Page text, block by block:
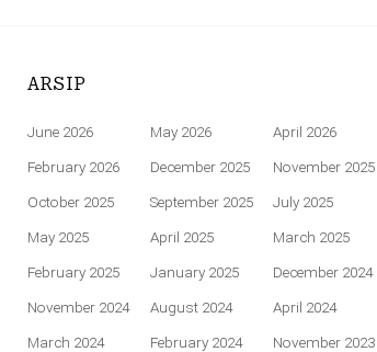
ARSIP
June 2026 May 2026
April 2026
February 2026
December 2025
November 2025
October 2025
September 2025
July 2025
May 2025
April 2025
March 2025
February 2025
January 2025
December 2024
November 2024
August 2024
April 2024
March 2024
February 2024
November 2023